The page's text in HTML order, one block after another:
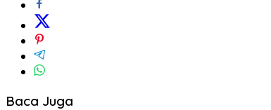
Baca Juga